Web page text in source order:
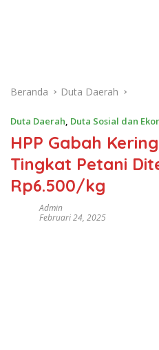
Beranda Duta Daerah
Duta Daerah, Duta Sosial dan
HPP Gabah
Tingkat Petani
Rp6.500/kg
Admin
Februari 24, 2025